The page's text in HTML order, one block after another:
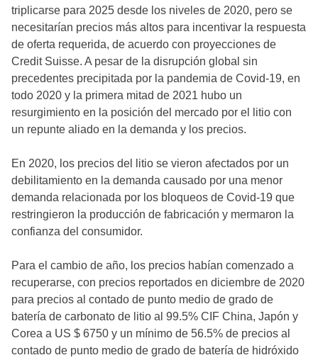
triplicarse para 2025 desde los niveles de 2020, pero se
necesitarían precios más altos para incentivar la respuesta
de oferta requerida, de acuerdo con proyecciones de
Credit Suisse. A pesar de la disrupción global sin
precedentes precipitada por la pandemia de Covid-19, en
todo 2020 y la primera mitad de 2021 hubo un
resurgimiento en la posición del mercado por el litio con
un repunte aliado en la demanda y los precios.
En 2020, los precios del litio se vieron afectados por un
debilitamiento en la demanda causado por una menor
demanda relacionada por los bloqueos de Covid-19 que
restringieron la producción de fabricación y mermaron la
confianza del consumidor.
Para el cambio de año, los precios habían comenzado a
recuperarse, con precios reportados en diciembre de 2020
para precios al contado de punto medio de grado de
batería de carbonato de litio al 99.5% CIF China, Japón y
Corea a US $ 6750 y un mínimo de 56.5% de precios al
contado de punto medio de grado de batería de hidróxido